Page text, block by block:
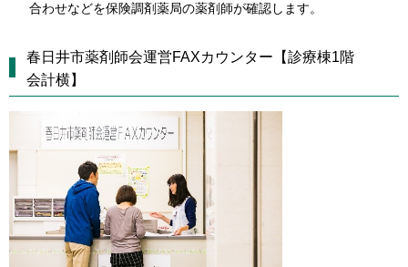
合わせなどを保険調剤薬局の薬剤師が確認します。
春日井市薬剤師会運営FAXカウンター【診療棟1階
会計横】